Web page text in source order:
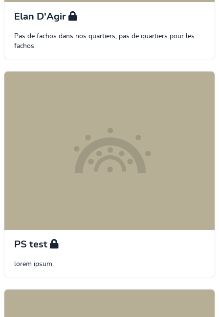
Elan D'Agir
Pas de fachos dans nos quartiers, pas de quartiers pour les
fachos
PS test
lorem ipsum